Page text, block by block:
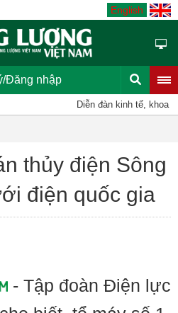
English
Đăng nhập
Diễn đàn kinh tế, khoa
thủy điện Sông
điện quốc gia
- Tập đoàn Điện lực